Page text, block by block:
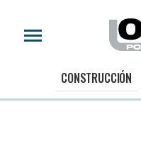
CONSTRUCCIÓN